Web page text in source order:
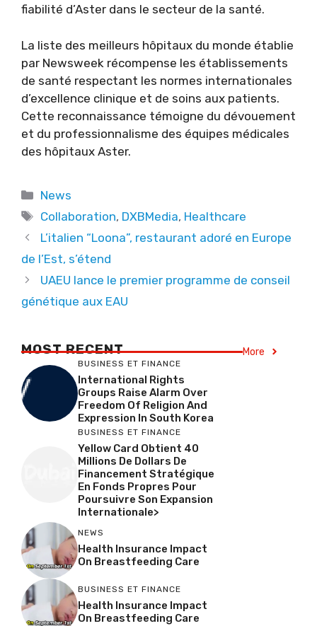
fiabilité d’Aster dans le secteur de la santé.
La liste des meilleurs hôpitaux du monde établie
par Newsweek récompense les établissements
de santé respectant les normes internationales
d’excellence clinique et de soins aux patients.
Cette reconnaissance témoigne du dévouement
et du professionnalisme des équipes médicales
des hôpitaux Aster.
Categories
News
Tags
Collaboration, DXBMedia, Healthcare
L’italien “Loona”, restaurant adoré en Europe
de l’Est, s’étend
UAEU lance le premier programme de conseil
génétique aux EAU
MOST RECENT More
BUSINESS ET FINANCE
International Rights
Groups Raise Alarm Over
Freedom Of Religion And
Expression In South Korea
BUSINESS ET FINANCE
Yellow Card Obtient 40
Millions De Dollars De
Financement Stratégique
En Fonds Propres Pour
Poursuivre Son Expansion
Internationale>
NEWS
Health Insurance Impact
On Breastfeeding Care
BUSINESS ET FINANCE
Health Insurance Impact
On Breastfeeding Care